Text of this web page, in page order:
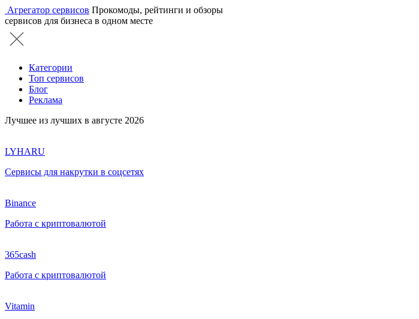
Агрегатор сервисов Прокомоды, рейтинги и обзоры
сервисов для бизнеса в одном месте
Категории
Топ сервисов
Блог
Реклама
Лучшее из лучших в августе 2026
LYHARU
Сервисы для накрутки в соцсетях
Binance
Работа с криптовалютой
365cash
Работа с криптовалютой
Vitamin